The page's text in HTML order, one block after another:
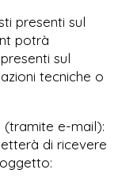
presenti sul
potrà
sul
tecniche o
(tramite e-mail):
di ricevere